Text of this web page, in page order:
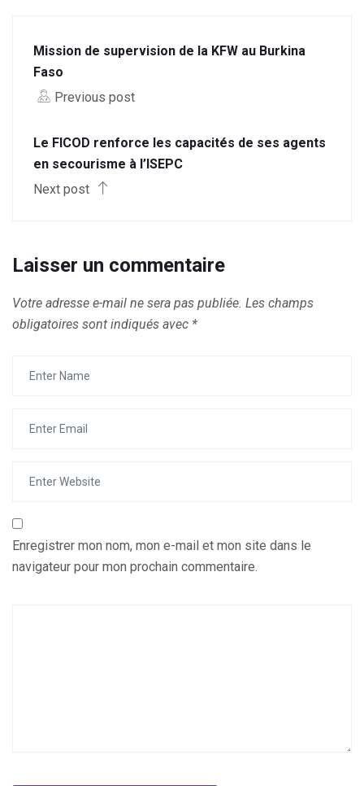
Mission de supervision de la KFW au Burkina
Faso
Previous post
Le FICOD renforce les capacités de ses agents
en secourisme à l’ISEPC
Next post
Laisser un commentaire
Votre adresse e-mail ne sera pas publiée. Les champs
obligatoires sont indiqués avec *
Enregistrer mon nom, mon e-mail et mon site dans le
navigateur pour mon prochain commentaire.